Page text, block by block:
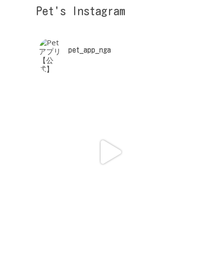
Pet's Instagram
pet_app_nga